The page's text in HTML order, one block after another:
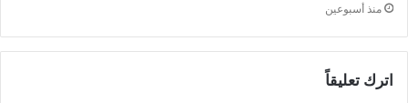
منذ أسبوعين
اترك تعليقاً